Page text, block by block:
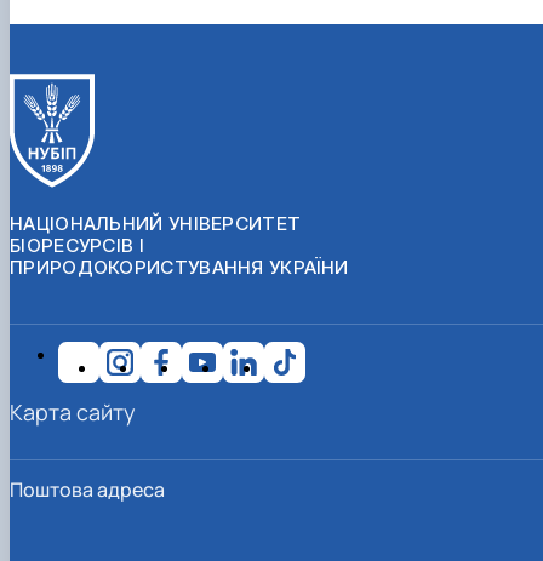
НАЦІОНАЛЬНИЙ УНІВЕРСИТЕТ
БІОРЕСУРСІВ І
ПРИРОДОКОРИСТУВАННЯ УКРАЇНИ
Поштова адреса
Карта сайту